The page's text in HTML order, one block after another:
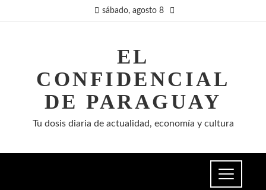
sábado, agosto 8
EL
CONFIDENCIAL
DE PARAGUAY
Tu dosis diaria de actualidad, economía y cultura